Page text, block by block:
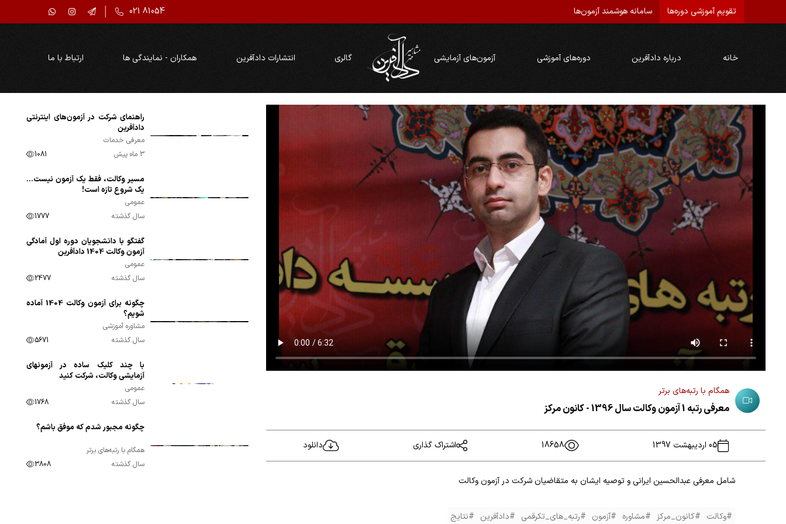
تقویم آموزشی دوره‌ها سامانه هوشمند آزمون‌ها 021 81054
خانه درباره دادآفرین دوره‌های آموزشی آزمون‌های آزمایشی گالری انتشارات دادآفرین همکاران - نمایندگی ها ارتباط با ما
معرفی رتبه 1 آزمون وکالت سال 1396 - کانون مرکز
همگام با رتبه‌های برتر
05 اردیبهشت 1397 18658 اشتراک گذاری دانلود
شامل معرفی عبدالحسین ایرانی و توصیه ایشان به متقاضیان شرکت در آزمون وکالت
#وکالت #کانون_مرکز #مشاوره #آزمون #رتبه_های_تکرقمی #دادآفرین #نتایج
راهنمای شرکت در آزمون‌های اینترنتی
دادآفرین
معرفی خدمات
3 ماه پیش
1081
مسیر وکالت، فقط یک آزمون نیست…
یک شروع تازه است!
عمومی
سال گذشته
1777
گفتگو با دانشجویان دوره اول آمادگی
آزمون وکالت 1404 دادآفرین
عمومی
سال گذشته
2477
چگونه برای آزمون وکالت 1404 آماده
شویم؟
مشاوره آموزشی
سال گذشته
5671
با چند کلیک ساده در آزمونهای
آزمایشی وکالت، شرکت کنید
عمومی
سال گذشته
1768
چگونه مجبور شدم که موفق باشم؟
همگام با رتبه‌های برتر
سال گذشته
3808